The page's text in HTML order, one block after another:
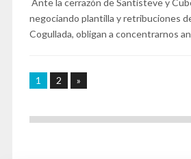
negociando plantilla y retribuciones
Cogullada, obligan a concentrarnos
1 2 »